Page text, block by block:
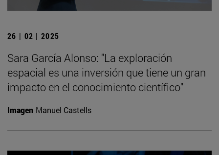
26 | 02 | 2025
Sara García Alonso: "La exploración
espacial es una inversión que tiene un gran
impacto en el conocimiento científico"
Imagen Manuel Castells